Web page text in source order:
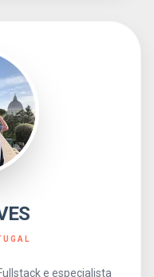
e especialista